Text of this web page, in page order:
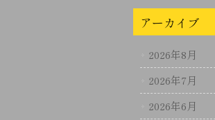
アーカイブ
2026年8月
2026年7月
2026年6月